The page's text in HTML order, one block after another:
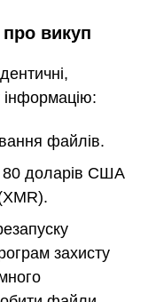
викуп
файлів.
80 доларів США
захисту